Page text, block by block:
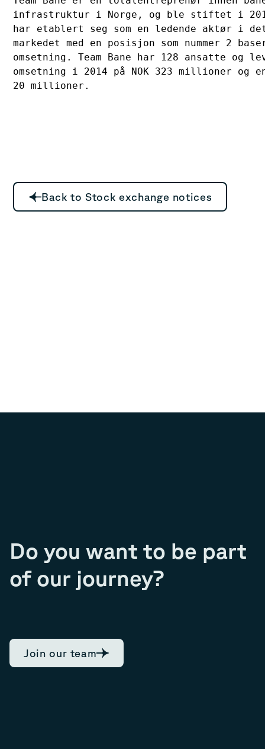
infrastruktur i Norge, og ble stiftet i
har etablert seg som en ledende aktør i
markedet med en posisjon som nummer 2
omsetning. Team Bane har 128 ansatte og
omsetning i 2014 på NOK 323 millioner og
Back to Stock exchange notices
Do you want to be part
of our journey?
Join our team